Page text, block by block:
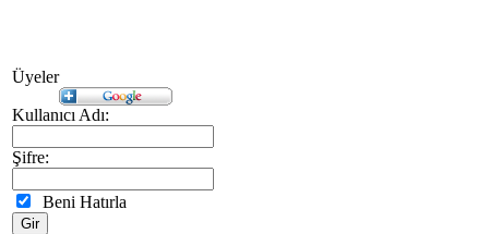
Üyeler
Kullanıcı Adı:
Şifre:
Beni Hatırla